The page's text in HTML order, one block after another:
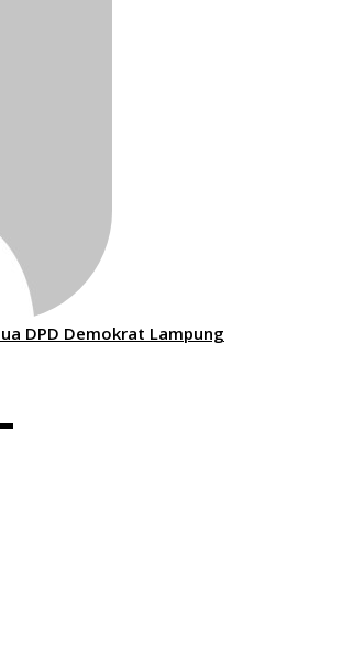
DPD Demokrat Lampung